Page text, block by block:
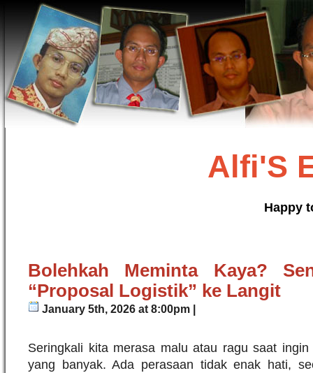
Alfi'S
Happy
Bolehkah Meminta Kaya?
“Proposal Logistik” ke Langit
January 5th, 2026 at 8:00pm |
Seringkali kita merasa malu atau ragu saat
yang banyak. Ada perasaan tidak enak hati,